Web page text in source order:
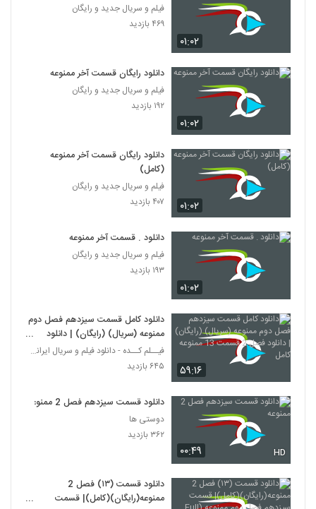
۰۱:۰۲
فیلم و سریال جدید و رایگان
۴۶۹ بازدید
۰۱:۰۲
دانلود رایگان قسمت آخر ممنوعه
فیلم و سریال جدید و رایگان
۱۹۲ بازدید
۰۱:۰۲
دانلود رایگان قسمت آخر ممنوعه
(کامل)
فیلم و سریال جدید و رایگان
۴۰۷ بازدید
۰۱:۰۲
دانلود . قسمت آخر ممنوعه
فیلم و سریال جدید و رایگان
۱۹۳ بازدید
۵۹:۱۶
دانلود کامل قسمت سیزدهم فصل دوم
ممنوعه (سریال) (رایگان) | دانلود
فصل 2 قسمت 13 ممنوعه کامل
فیــلم کــده - دانلود فیلم و سریال ایرانی (رایگان)
۶۴۵ بازدید
۰۰:۴۹ HD
دانلود قسمت سیزدهم فصل 2 ممنوعه
دوستی ها
۳۶۲ بازدید
دانلود قسمت (۱۳) فصل 2
ممنوعه(رایگان)(کامل)| قسمت